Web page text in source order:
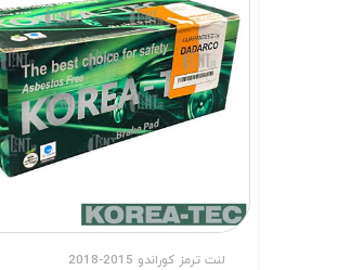
لنت ترمز کوراندو 2015-2018